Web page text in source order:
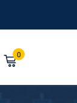
0